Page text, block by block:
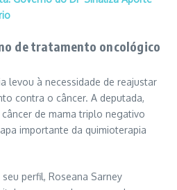
de tratamento oncológico
levou à necessidade de reajustar
contra o câncer. A deputada,
de mama triplo negativo
importante da quimioterapia
perfil, Roseana Sarney